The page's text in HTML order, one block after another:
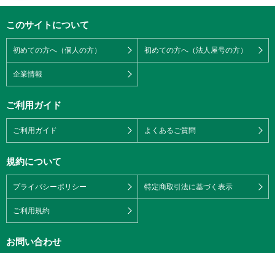
このサイトについて
初めての方へ（個人の方） 初めての方へ（法人屋号の方）
企業情報
ご利用ガイド
ご利用ガイド よくあるご質問
規約について
プライバシーポリシー 特定商取引法に基づく表示
ご利用規約
お問い合わせ